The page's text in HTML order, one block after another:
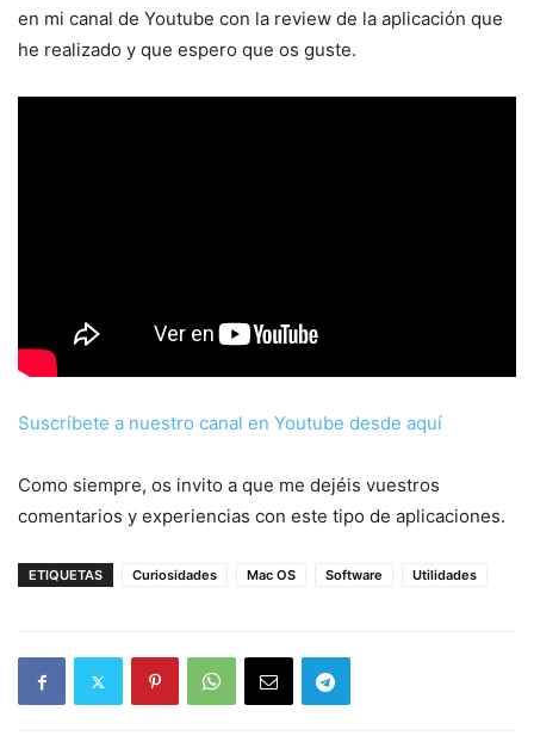
en mi canal de Youtube con la review de la aplicación que
he realizado y que espero que os guste.
Suscríbete a nuestro canal en Youtube desde aquí
Como siempre, os invito a que me dejéis vuestros
comentarios y experiencias con este tipo de aplicaciones.
ETIQUETAS Curiosidades Mac OS Software Utilidades